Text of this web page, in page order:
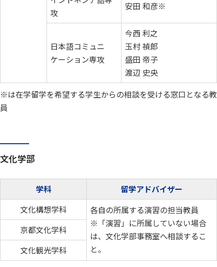
攻
安田 和彦※
日本語コミュニ
ケーション専攻
今西 利之
玉村 禎郎
盛田 帝子
渡辺 史央
※は在学留学を希望する学生からの相談を受ける窓口となる教
員
文化学部
学科
留学アドバイザー
文化構想学科
各自の所属する演習の担当教員
※「演習」に所属していない場合
は、文化学部事務室へ相談するこ
と。
京都文化学科
文化観光学科